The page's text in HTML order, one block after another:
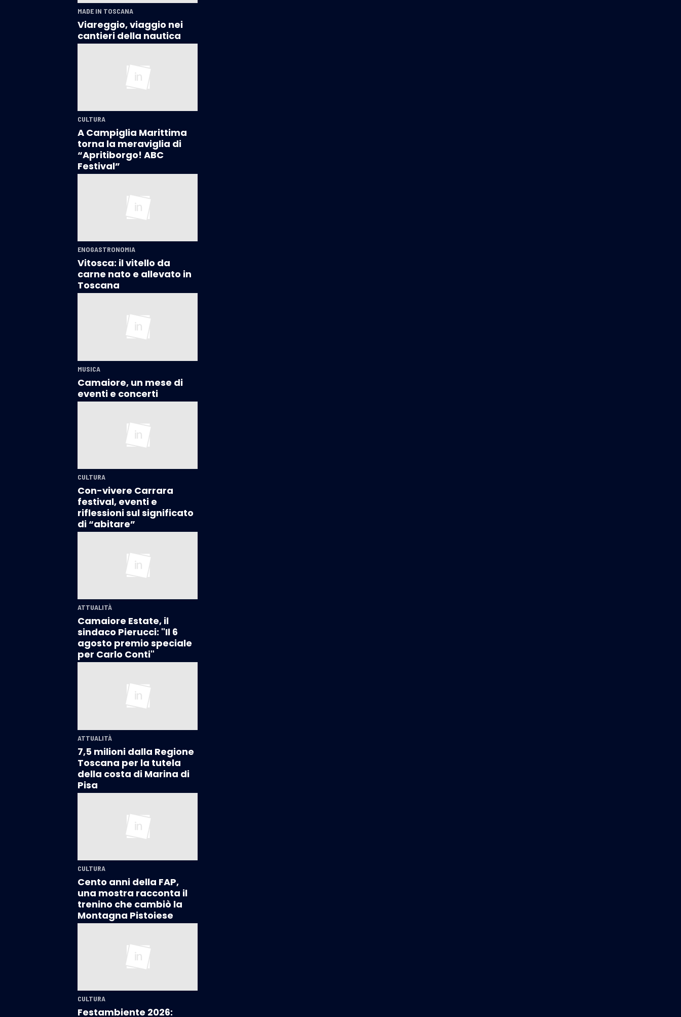
MADE IN TOSCANA
Viareggio, viaggio nei
cantieri della nautica
CULTURA
A Campiglia Marittima
torna la meraviglia di
“Apritiborgo! ABC
Festival”
ENOGASTRONOMIA
Vitosca: il vitello da
carne nato e allevato in
Toscana
MUSICA
Camaiore, un mese di
eventi e concerti
CULTURA
Con-vivere Carrara
festival, eventi e
riflessioni sul significato
di “abitare”
ATTUALITÀ
Camaiore Estate, il
sindaco Pierucci: "Il 6
agosto premio speciale
per Carlo Conti"
ATTUALITÀ
7,5 milioni dalla Regione
Toscana per la tutela
della costa di Marina di
Pisa
CULTURA
Cento anni della FAP,
una mostra racconta il
trenino che cambiò la
Montagna Pistoiese
CULTURA
Festambiente 2026: